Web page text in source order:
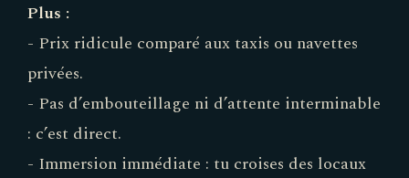
Plus :
- Prix ridicule comparé aux taxis ou navettes
privées.
- Pas d’embouteillage ni d’attente interminable
: c’est direct.
- Immersion immédiate : tu croises des locaux